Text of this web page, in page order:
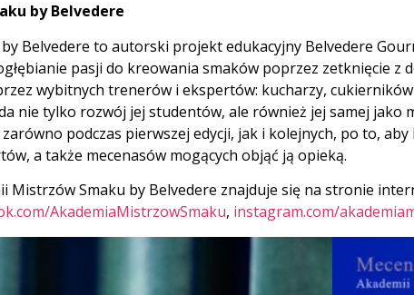
by Belvedere
Belvedere to autorski projekt edukacyjny Belvedere
pasji do kreowania smaków poprzez zetknięcie z
wybitnych trenerów i ekspertów: kucharzy,
nie tylko rozwój jej studentów, ale również jej samej jako
zarówno podczas pierwszej edycji, jak i kolejnych, po to,
a także mecenasów mogących objąć ją opieką.
Mistrzów Smaku by Belvedere znajduje się na stronie
AkademiaMistrzowSmaku, instagram.com/